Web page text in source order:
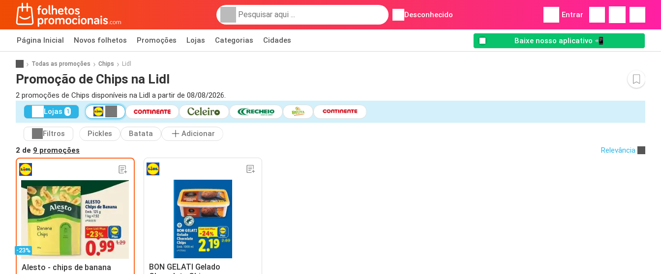
Desconhecido Entrar
Página Inicial Novos folhetos Promoções Lojas Categorias Cidades Baixe nosso aplicativo 📲
Todas as promoções Chips Lidl
Promoção de Chips na Lidl
2 promoções de Chips disponíveis na Lidl a partir de 08/08/2026.
Lojas 1
Filtros Pickles Batata
Adicionar
2 de 9 promoções Relevância
-23%
Alesto - chips de banana
BON GELATI Gelado